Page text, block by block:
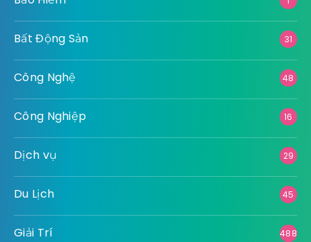
Bất Động Sản 31
Công Nghệ 48
Công Nghiệp 16
Dịch vụ 29
Du Lịch 45
Giải Trí 488